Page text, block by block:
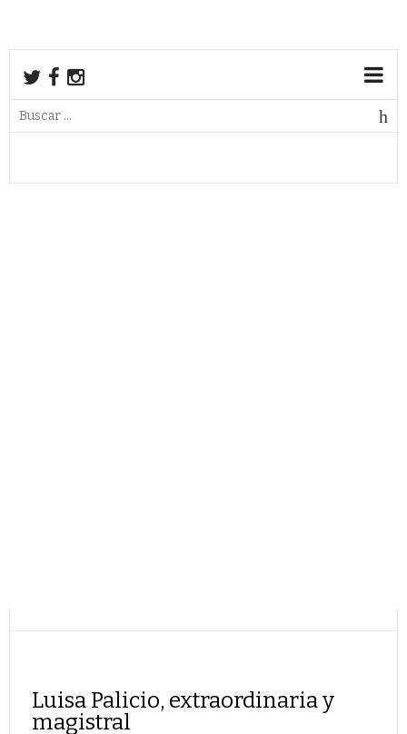
Luisa Palicio, extraordinaria y
magistral